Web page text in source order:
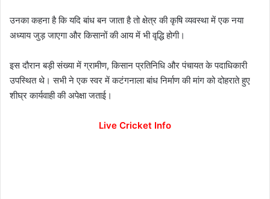
उनका कहना है कि यदि बांध बन जाता है तो क्षेत्र की कृषि व्यवस्था में एक नया
अध्याय जुड़ जाएगा और किसानों की आय में भी वृद्धि होगी।
इस दौरान बड़ी संख्या में ग्रामीण, किसान प्रतिनिधि और पंचायत के पदाधिकारी
उपस्थित थे। सभी ने एक स्वर में कटंगनाला बांध निर्माण की मांग को दोहराते हुए
शीघ्र कार्यवाही की अपेक्षा जताई।
Live Cricket Info